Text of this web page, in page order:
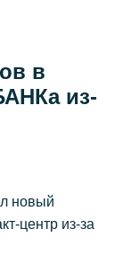
в
из-
новый
центр из-за